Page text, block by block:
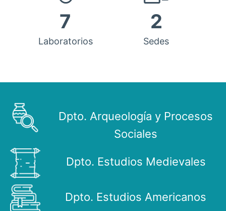
7
Laboratorios
2
Sedes
Dpto. Arqueología y Procesos
Sociales
Dpto. Estudios Medievales
Dpto. Estudios Americanos